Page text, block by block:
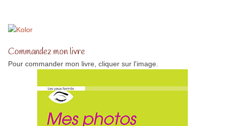
Commandez mon livre
Pour commander mon livre, cliquer sur l'image.